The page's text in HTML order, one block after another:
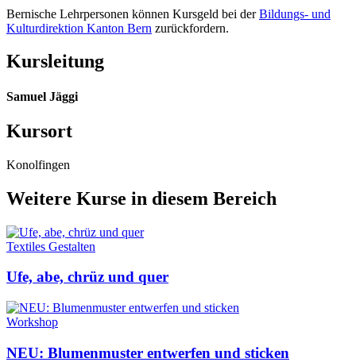
Bernische Lehrpersonen können Kursgeld bei derBildungs- und
Kulturdirektion Kanton Bern zurückfordern.
Kursleitung
Samuel Jäggi
Kursort
Konolfingen
Weitere Kurse in diesem Bereich
Textiles Gestalten
Ufe, abe, chrüz und quer
Workshop
NEU: Blumenmuster entwerfen und sticken